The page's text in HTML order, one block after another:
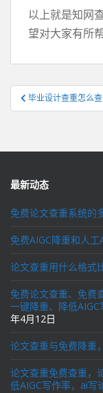
以上就是知网
望对大家有所帮
文
章
航
毕业设计查重怎么查
最新动态
免费论文查重系统的
免费AIGC降重和人工
论文查重用什么格式
免费论文查重、免费
一键降重、降低AIGC
年4月12日
论文查重与免费降重
论文查重免费查重，
低AIGC写作率，ai